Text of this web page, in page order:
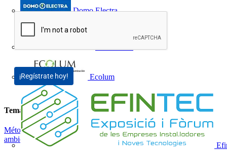
Domo Electra
Ecolum
¡Regístrate hoy!
Temas
Métodos y técnicas de energíaEficiencia Energética y Medio
ambienteEnergías renovables